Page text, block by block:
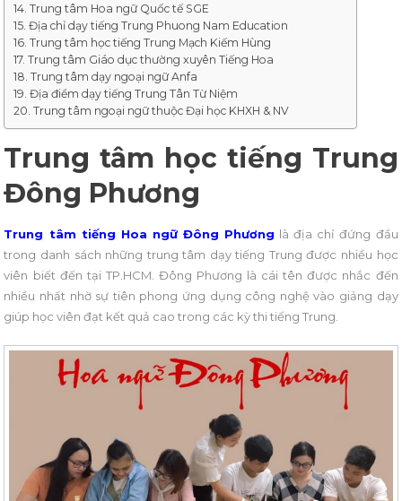
Trung tâm Hoa ngữ Quốc tế SGE
Địa chỉ dạy tiếng Trung Phuong Nam Education
Trung tâm học tiếng Trung Mạch Kiếm Hùng
Trung tâm Giáo dục thường xuyên Tiếng Hoa
Trung tâm dạy ngoại ngữ Anfa
Địa điểm dạy tiếng Trung Tân Từ Niệm
Trung tâm ngoại ngữ thuộc Đại học KHXH & NV
Trung tâm học tiếng Trung
Đông Phương
Trung tâm tiếng Hoa ngữ Đông Phương là địa chỉ đứng đầu
trong danh sách những trung tâm dạy tiếng Trung được nhiều học
viên biết đến tại TP.HCM. Đông Phương là cái tên được nhắc đến
nhiều nhất nhờ sự tiên phong ứng dụng công nghệ vào giảng dạy
giúp học viên đạt kết quả cao trong các kỳ thi tiếng Trung.